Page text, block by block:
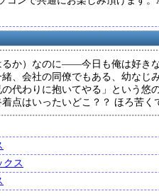
か）なのに――今日も俺は好き
、会社の同僚でもある、幼な
代わりに抱いてやる」という
点はいったいどこ？？ ほろ苦く
クス